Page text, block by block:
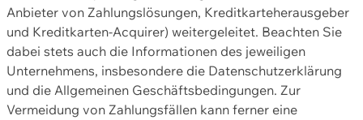
Anbieter von Zahlungslösungen, Kreditkarteherausgeber
und Kreditkarten-Acquirer) weitergeleitet. Beachten Sie
dabei stets auch die Informationen des jeweiligen
Unternehmens, insbesondere die Datenschutzerklärung
und die Allgemeinen Geschäftsbedingungen. Zur
Vermeidung von Zahlungsfällen kann ferner eine